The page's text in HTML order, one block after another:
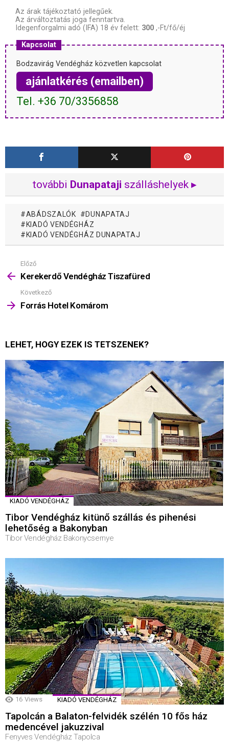
Az árak tájékoztató jellegűek.
Az árváltoztatás joga fenntartva.
Idegenforgalmi adó (IFA) 18 év felett: 300 ,-Ft/fő/éj
Kapcsolat
Bodzavirág Vendégház közvetlen kapcsolat
ajánlatkérés (emailben)
Tel. +36 70/3356858
további Dunapataji szálláshelyek ▸
ABÁDSZALÓK
DUNAPATAJ
KIADÓ VENDÉGHÁZ
KIADÓ VENDÉGHÁZ DUNAPATAJ
Mutass
többet
Előző
Kerekerdő Vendégház Tiszafüred
Következő
Forrás Hotel Komárom
LEHET, HOGY EZEK IS TETSZENEK?
KIADÓ VENDÉGHÁZ
Tibor Vendégház kitünő szállás és pihenési
lehetőség a Bakonyban
Tibor Vendégház Bakonycsernye
16 Views KIADÓ VENDÉGHÁZ
Tapolcán a Balaton-felvidék szélén 10 fős ház
medencével jakuzzival
Fenyves Vendégház Tapolca